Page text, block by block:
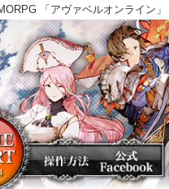
「アヴァベルオンラ